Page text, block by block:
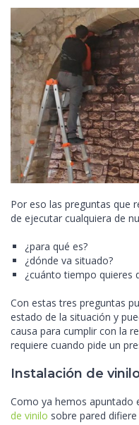
Por eso las preguntas que
de ejecutar cualquiera de
¿para qué es?
¿dónde va situado?
¿cuánto tiempo quieres
Con estas tres preguntas
estado de la situación y
causa para cumplir con la
requiere cuando pide un
Instalación de
Como ya hemos apuntado
de vinilo sobre pared